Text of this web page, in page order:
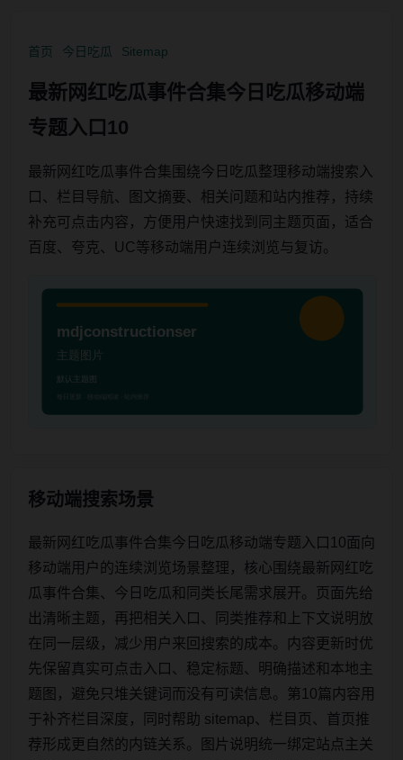
首页 今日吃瓜 Sitemap
最新网红吃瓜事件合集今日吃瓜移动端
专题入口10
最新网红吃瓜事件合集围绕今日吃瓜整理移动端搜索入
口、栏目导航、图文摘要、相关问题和站内推荐，持续
补充可点击内容，方便用户快速找到同主题页面，适合
百度、夸克、UC等移动端用户连续浏览与复访。
移动端搜索场景
最新网红吃瓜事件合集今日吃瓜移动端专题入口10面向
移动端用户的连续浏览场景整理，核心围绕最新网红吃
瓜事件合集、今日吃瓜和同类长尾需求展开。页面先给
出清晰主题，再把相关入口、同类推荐和上下文说明放
在同一层级，减少用户来回搜索的成本。内容更新时优
先保留真实可点击入口、稳定标题、明确描述和本地主
题图，避免只堆关键词而没有可读信息。第10篇内容用
于补齐栏目深度，同时帮助 sitemap、栏目页、首页推
荐形成更自然的内链关系。图片说明统一绑定站点主关